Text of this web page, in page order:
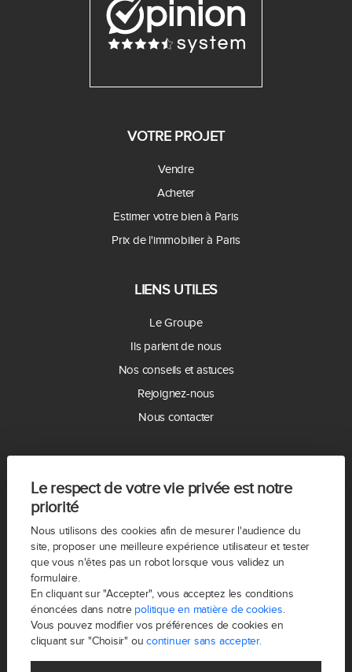
Le respect de votre vie privée est notre
priorité
Nous utilisons des cookies afin de mesurer l'audience du
site, proposer une meilleure expérience utilisateur et tester
que vous n'êtes pas un robot lorsque vous validez un
formulaire.
En cliquant sur "Accepter", vous acceptez les conditions
énoncées dans notre politique en matière de cookies.
Vous pouvez modifier vos préférences de cookies en
cliquant sur "Choisir" oucontinuer sans accepter.
VOTRE PROJET
Vendre
Acheter
Estimer votre bien à Paris
Prix de l'immobilier à Paris
LIENS UTILES
Le Groupe
Ils parlent de nous
Nos conseils et astuces
Rejoignez-nous
Nous contacter
Nouveauté à vendre !
Nouveauté FREDELION Boulogne
Nouveauté à vendre! Coup de cœur!
NOEL CHEZ FREDELION
NOUVEAUTE PENICHE A VENDRE